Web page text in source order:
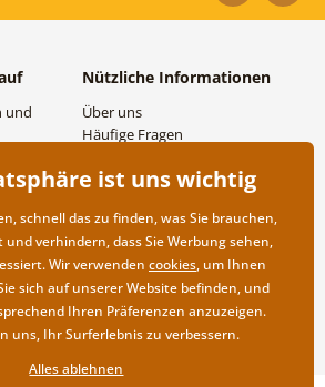
und
Nützliche Informationen
Über uns
Häufige Fragen
Großhandel und
ist uns wichtig
schnell das zu finden, was Sie brauchen,
und verhindern, dass Sie Werbung sehen,
Wir verwenden cookies, um Ihnen
sich auf unserer Website befinden, und
Ihren Präferenzen anzuzeigen.
uns, Ihr Surferlebnis zu verbessern.
Alles ablehnen